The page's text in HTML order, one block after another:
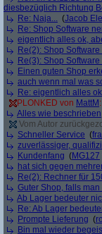
diesbezüglich Richtung
Re: Naja... (Jacob
Re: Shop Software
eigentlich alles ok,
Re(2): Shop Software
Re(3): Shop Software
Einen guten Shop
auch wenn mal was
Re: eigentlich alles
PLONKED von MattM
Alles wie beschrieben
Vom Autor
Schneller Service (
zuverlässiger,
Kundenfang (MG127
hat sich gegen
Re(2): Rechner für
Guter Shop, falls
Ab Lager bedeuter
Re: Ab Lager
Prompte Lieferung (
Bin mal wieder